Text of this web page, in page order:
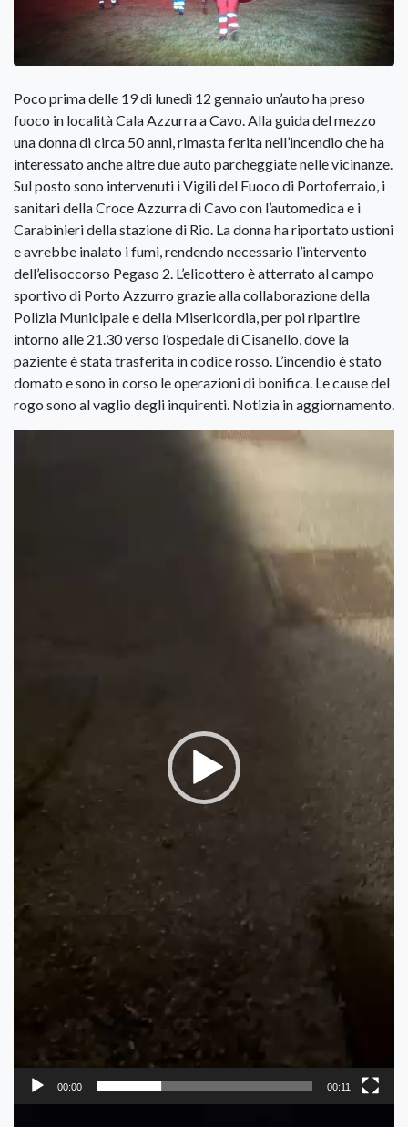
Poco prima delle 19 di lunedì 12 gennaio un’auto ha preso
fuoco in località Cala Azzurra a Cavo. Alla guida del mezzo
una donna di circa 50 anni, rimasta ferita nell’incendio che ha
interessato anche altre due auto parcheggiate nelle vicinanze.
Sul posto sono intervenuti i Vigili del Fuoco di Portoferraio, i
sanitari della Croce Azzurra di Cavo con l’automedica e i
Carabinieri della stazione di Rio. La donna ha riportato ustioni
e avrebbe inalato i fumi, rendendo necessario l’intervento
dell’elisoccorso Pegaso 2. L’elicottero è atterrato al campo
sportivo di Porto Azzurro grazie alla collaborazione della
Polizia Municipale e della Misericordia, per poi ripartire
intorno alle 21.30 verso l’ospedale di Cisanello, dove la
paziente è stata trasferita in codice rosso. L’incendio è stato
domato e sono in corso le operazioni di bonifica. Le cause del
rogo sono al vaglio degli inquirenti. Notizia in aggiornamento.
00:00 00:11